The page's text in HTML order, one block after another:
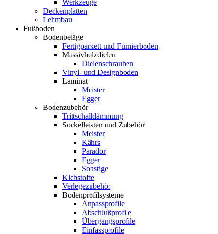
Werkzeuge
Deckenplatten
Lehmbau
Fußboden
Bodenbeläge
Fertigparkett und Furnierboden
Massivholzdielen
Dielenschrauben
Vinyl- und Designboden
Laminat
Meister
Egger
Bodenzubehör
Trittschalldämmung
Sockelleisten und Zubehör
Meister
Kährs
Parador
Egger
Sonstige
Klebstoffe
Verlegezubehör
Bodenprofilsysteme
Anpassprofile
Abschlußprofile
Übergangsprofile
Einfassprofile